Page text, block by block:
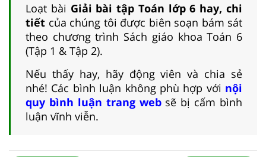
Loạt bài Giải bài tập Toán lớp 6 hay, chi
tiết của chúng tôi được biên soạn bám sát
theo chương trình Sách giáo khoa Toán 6
(Tập 1 & Tập 2).
Nếu thấy hay, hãy động viên và chia sẻ
nhé! Các bình luận không phù hợp với nội
quy bình luận trang websẽ bị cấm bình
luận vĩnh viễn.